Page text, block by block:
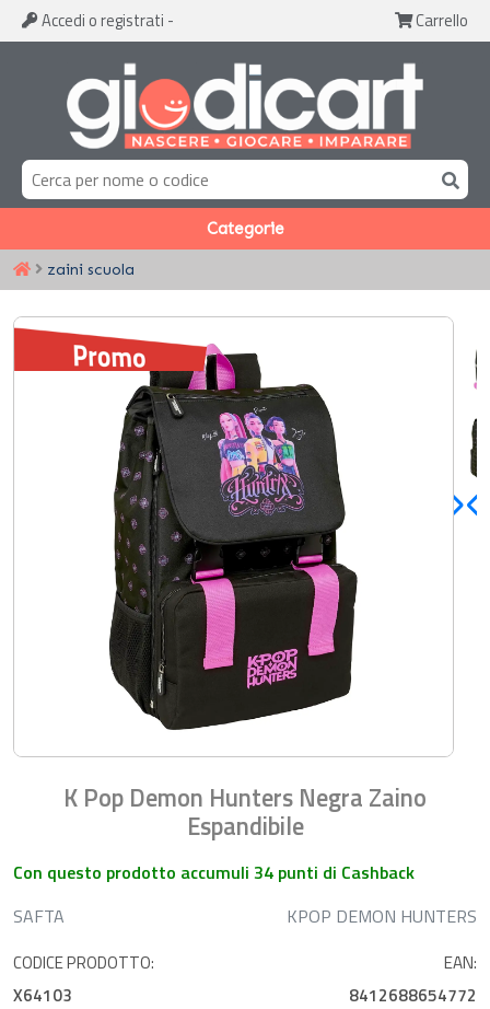
Accedi o registrati - Carrello
Categorie
zaini scuola
K Pop Demon Hunters Negra Zaino
Espandibile
Con questo prodotto accumuli 34 punti di Cashback
SAFTA
KPOP DEMON HUNTERS
CODICE PRODOTTO:
X64103
EAN:
8412688654772